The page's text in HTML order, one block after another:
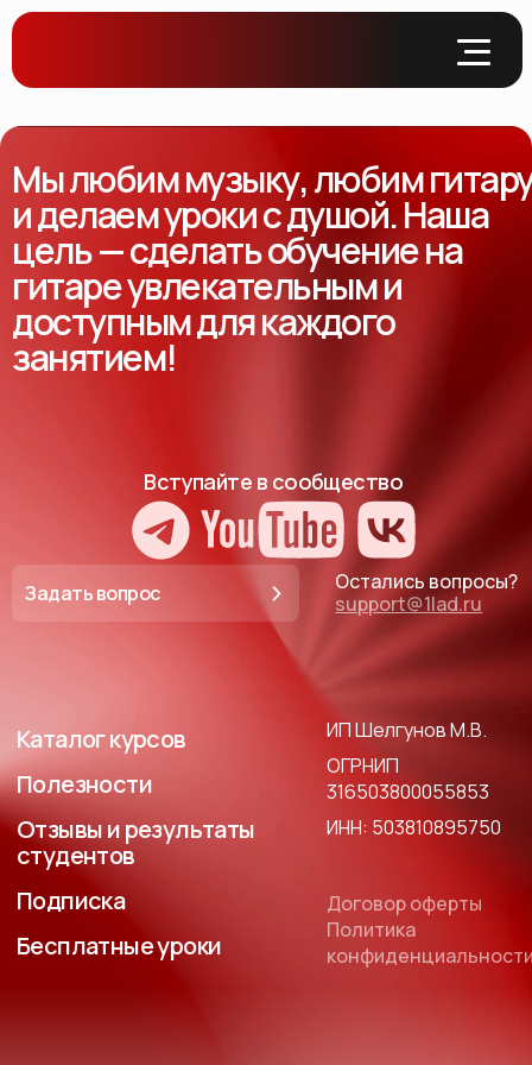
Мы любим музыку, любим
и делаем уроки с душой. Наша
цель — сделать обучение на
гитаре увлекательным и
доступным для каждого
занятием!
Вступайте в сообщество
Остались вопросы?
support@1lad.ru
Задать вопрос
Каталог курсов
Полезности
Отзывы и результаты
студентов
Подписка
Бесплатные уроки
ИП Шелгунов М.В.
ОГРНИП
316503800055853
ИНН: 503810895750
Договор оферты
Политика